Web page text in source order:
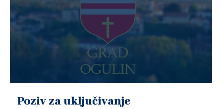
Poziv za uključivanje